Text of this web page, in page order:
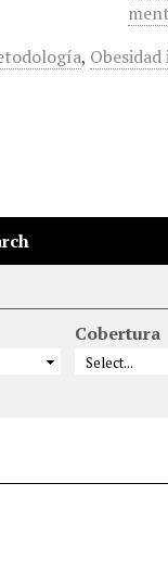
,
Cobertura